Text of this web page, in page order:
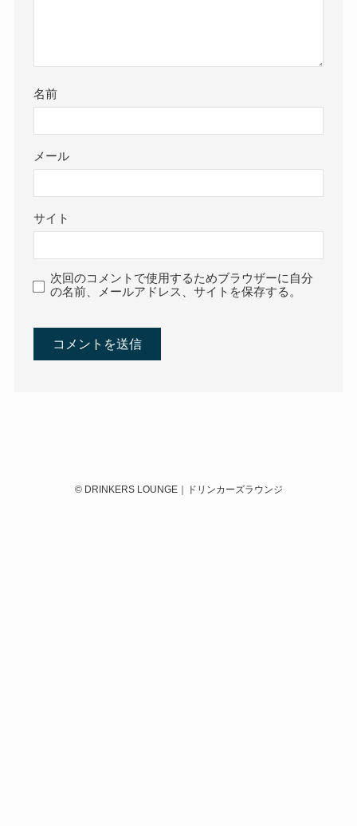
名前
メール
サイト
次回のコメントで使用するためブラウザーに自分
の名前、メールアドレス、サイトを保存する。
©DRINKERS LOUNGE｜ドリンカーズラウンジ